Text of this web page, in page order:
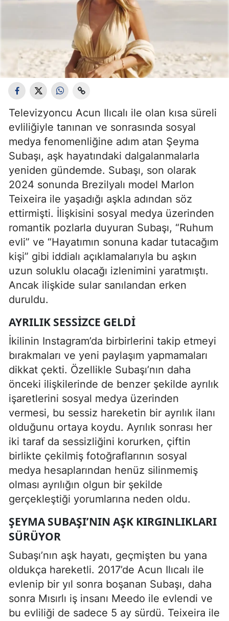
Televizyoncu Acun Ilıcalı ile olan kısa süreli
evliliğiyle tanınan ve sonrasında sosyal
medya fenomenliğine adım atan Şeyma
Subaşı, aşk hayatındaki dalgalanmalarla
yeniden gündemde. Subaşı, son olarak
2024 sonunda Brezilyalı model Marlon
Teixeira ile yaşadığı aşkla adından söz
ettirmişti. İlişkisini sosyal medya üzerinden
romantik pozlarla duyuran Subaşı, “Ruhum
evli” ve “Hayatımın sonuna kadar tutacağım
kişi” gibi iddialı açıklamalarıyla bu aşkın
uzun soluklu olacağı izlenimini yaratmıştı.
Ancak ilişkide sular sanılandan erken
duruldu.
AYRILIK SESSIZCE GELDI
İkilinin Instagram’da birbirlerini takip etmeyi
bırakmaları ve yeni paylaşım yapmamaları
dikkat çekti. Özellikle Subaşı’nın daha
önceki ilişkilerinde de benzer şekilde ayrılık
işaretlerini sosyal medya üzerinden
vermesi, bu sessiz hareketin bir ayrılık ilanı
olduğunu ortaya koydu. Ayrılık sonrası her
iki taraf da sessizliğini korurken, çiftin
birlikte çekilmiş fotoğraflarının sosyal
medya hesaplarından henüz silinmemiş
olması ayrılığın olgun bir şekilde
gerçekleştiği yorumlarına neden oldu.
ŞEYMA SUBAŞI’NIN AŞK KIRGINLIKLARI
SÜRÜYOR
Subaşı’nın aşk hayatı, geçmişten bu yana
oldukça hareketli. 2017’de Acun Ilıcalı ile
evlenip bir yıl sonra boşanan Subaşı, daha
sonra Mısırlı iş insanı Meedo ile evlendi ve
bu evliliği de sadece 5 ay sürdü. Teixeira ile